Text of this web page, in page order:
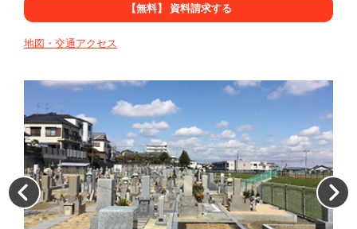
【無料】 資料請求する
地図・交通アクセス